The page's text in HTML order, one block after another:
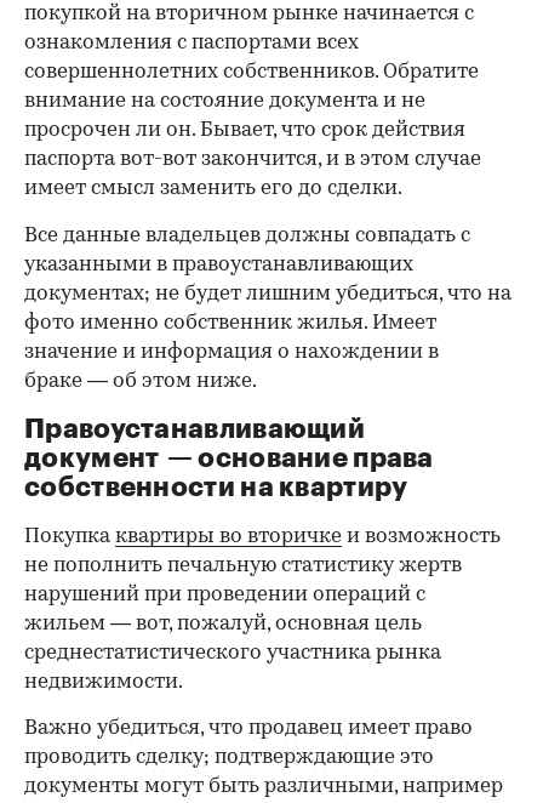
покупкой на вторичном рынке начинается с
ознакомления с паспортами всех
совершеннолетних собственников. Обратите
внимание на состояние документа и не
просрочен ли он. Бывает, что срок действия
паспорта вот-вот закончится, и в этом случае
имеет смысл заменить его до сделки.
00:00 / 00:00
Все данные владельцев должны совпадать с
указанными в правоустанавливающих
документах; не будет лишним убедиться, что на
фото именно собственник жилья. Имеет
значение и информация о нахождении в
браке — об этом ниже.
Правоустанавливающий
документ — основание права
собственности на квартиру
Покупкаквартиры во вторичке и возможность
не пополнить печальную статистику жертв
нарушений при проведении операций с
жильем — вот, пожалуй, основная цель
среднестатистического участника рынка
недвижимости.
Важно убедиться, что продавец имеет право
проводить сделку; подтверждающие это
документы могут быть различными, например